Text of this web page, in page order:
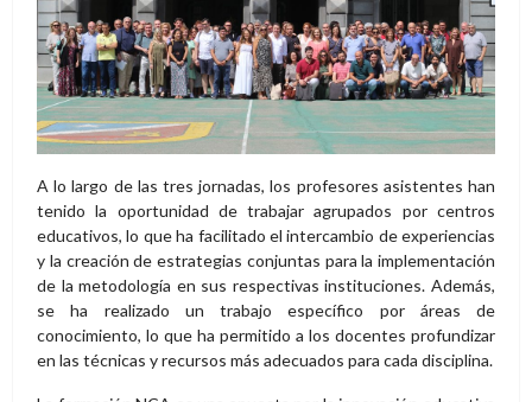
A lo largo de las tres jornadas, los profesores asistentes han
tenido la oportunidad de trabajar agrupados por centros
educativos, lo que ha facilitado el intercambio de experiencias
y la creación de estrategias conjuntas para la implementación
de la metodología en sus respectivas instituciones. Además,
se ha realizado un trabajo específico por áreas de
conocimiento, lo que ha permitido a los docentes profundizar
en las técnicas y recursos más adecuados para cada disciplina.